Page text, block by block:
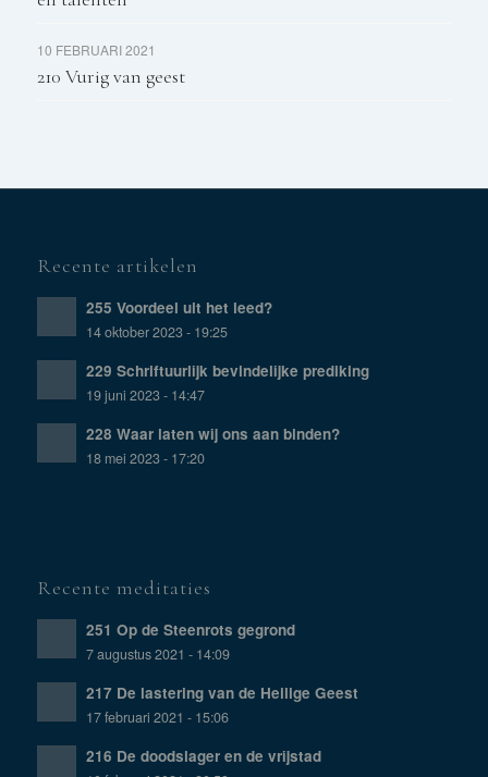
10 FEBRUARI 2021
210 Vurig van geest
Recente artikelen
255 Voordeel uit het leed?
14 oktober 2023 - 19:25
229 Schriftuurlijk bevindelijke prediking
19 juni 2023 - 14:47
228 Waar laten wij ons aan binden?
18 mei 2023 - 17:20
Recente meditaties
251 Op de Steenrots gegrond
7 augustus 2021 - 14:09
217 De lastering van de Heilige Geest
17 februari 2021 - 15:06
216 De doodslager en de vrijstad